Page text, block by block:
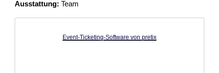
Ausstattung: Team
Event-Ticketing-Software von pretix